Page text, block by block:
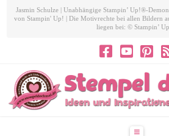
Jasmin Schulze | Unabhängige Stampin’ Up!®-
von Stampin' Up! | Die Motivrechte bei allen Bildern
liegen bei: © Stampin’
Navigation